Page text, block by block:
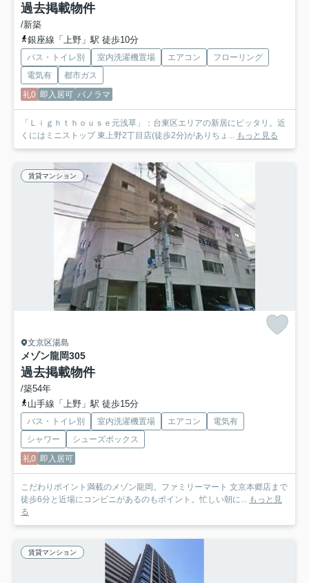
過去掲載物件
/新築
銀座線「上野」駅 徒歩10分
バス・トイレ別 室内洗濯機置場 エアコン
フローリング
電気有
都市ガス
礼0 即入居可 パノラマ
「Ｌｉｇｈｔｈｏｕｓｅ元浅草」：台東区エリアの新居にピッタリ。近
くにはミニストップ 東上野2丁目店(徒歩2分)がありちょ...
もっと見る
賃貸マンション
文京区湯島
メゾン龍岡305
過去掲載物件
/築54年
山手線「上野」駅 徒歩15分
バス・トイレ別 室内洗濯機置場 エアコン
電気有
シャワー
シューズボックス
礼0 即入居可
こだわりポイント満載のメゾン龍岡。ファミリーマート 文京本郷店まで
徒歩6分と近場にコンビニがあるのもポイント。忙しい朝に...
もっと見
る
賃貸マンション